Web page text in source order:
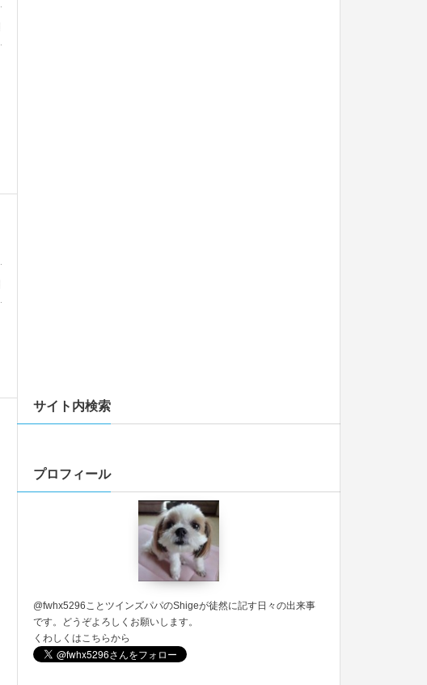
サイト内検索
プロフィール
@fwhx5296ことツインズパパのShigeが徒然に記す日々の出来事
です。どうぞよろしくお願いします。
くわしくはこちらから